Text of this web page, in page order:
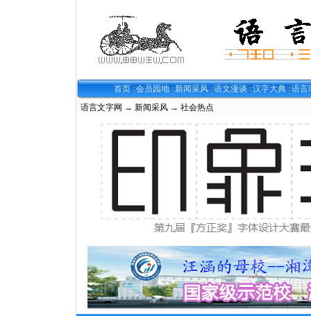
首页 会员园地 新闻采风 语文漫谈 汉字大典 语言
语言文字网 → 新闻采风 → 社会热点